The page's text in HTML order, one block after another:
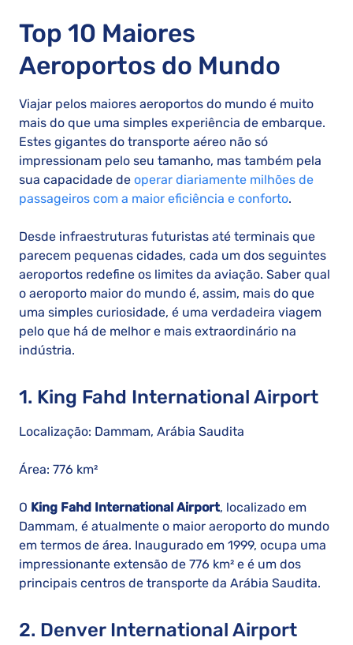
Top 10 Maiores
Aeroportos do Mundo
Viajar pelos maiores aeroportos do mundo é muito
mais do que uma simples experiência de embarque.
Estes gigantes do transporte aéreo não só
impressionam pelo seu tamanho, mas também pela
sua capacidade de operar diariamente milhões de
passageiros com a maior eficiência e conforto.
Desde infraestruturas futuristas até terminais que
parecem pequenas cidades, cada um dos seguintes
aeroportos redefine os limites da aviação. Saber qual
o aeroporto maior do mundo é, assim, mais do que
uma simples curiosidade, é uma verdadeira viagem
pelo que há de melhor e mais extraordinário na
indústria.
1. King Fahd International Airport
Localização: Dammam, Arábia Saudita
Área: 776 km²
O King Fahd International Airport, localizado em
Dammam, é atualmente o maior aeroporto do mundo
em termos de área. Inaugurado em 1999, ocupa uma
impressionante extensão de 776 km² e é um dos
principais centros de transporte da Arábia Saudita.
2. Denver International Airport